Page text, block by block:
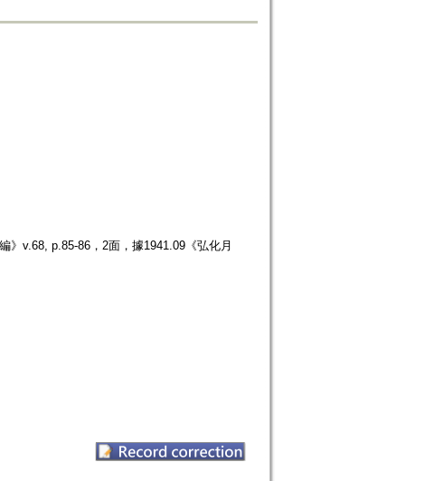
》v.68, p.85-86，2面，據1941.09《弘化月